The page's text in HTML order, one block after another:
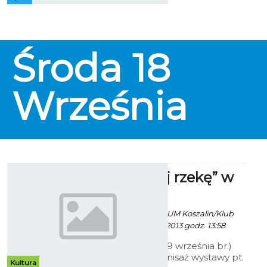
Środa 18
Września
Kultura
„Zaadoptuj rzekę” w
ratuszu
Paweł Kaczor / info. UM Koszalin/Klub
"Gaja" - 9 Września 2013 godz. 13:58
W poniedziałek (9 września br.)
miał miejsce wernisaż wystawy pt.